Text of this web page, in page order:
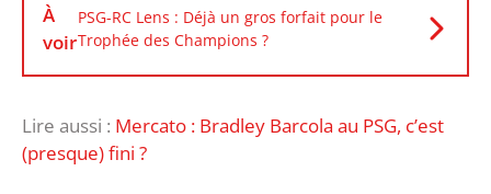
À
voir
PSG-RC Lens : Déjà un gros forfait pour le
Trophée des Champions ?
Lire aussi : Mercato : Bradley Barcola au PSG, c’est
(presque) fini ?